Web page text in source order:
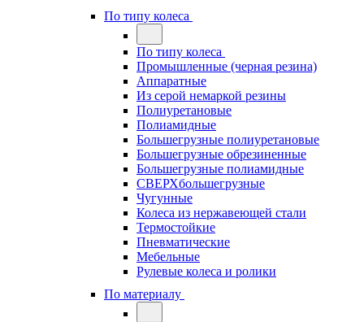
По типу колеса
По типу колеса
Промышленные (черная резина)
Аппаратные
Из серой немаркой резины
Полиуретановые
Полиамидные
Большегрузные полиуретановые
Большегрузные обрезиненные
Большегрузные полиамидные
СВЕРХбольшегрузные
Чугунные
Колеса из нержавеющей стали
Термостойкие
Пневматические
Мебельные
Рулевые колеса и ролики
По материалу